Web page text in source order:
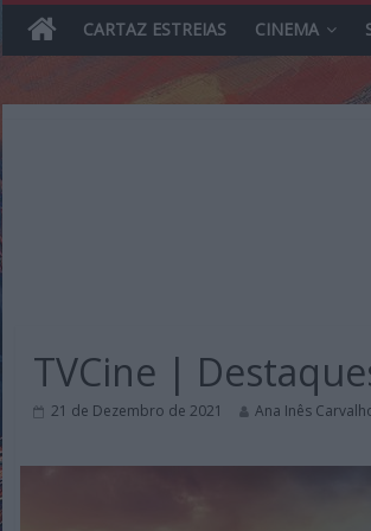
to
content
Reviews
CARTAZ ESTREIAS CINEMA
TVCine |
21 de Dezembro de 2021 Ana Inês